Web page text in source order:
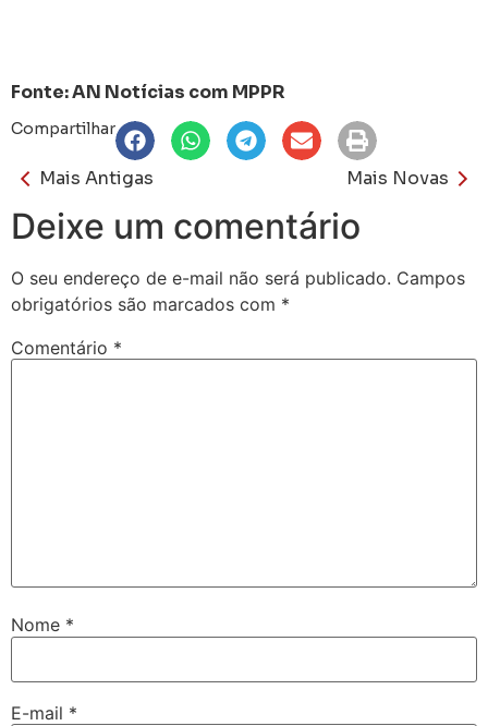
Fonte: AN Notícias com MPPR
Compartilhar
Mais Antigas Mais Novas
Deixe um comentário
O seu endereço de e-mail não será publicado. Campos
obrigatórios são marcados com *
Comentário *
Nome *
E-mail *